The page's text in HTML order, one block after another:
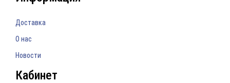
Доставка
О нас
Новости
Кабинет